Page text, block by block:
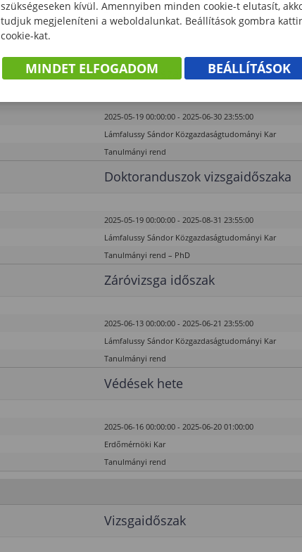
Tanulmányi rend
Vizsgaidőszak
2025-05-19 00:00:00 - 2025-06-30 23:55:00
Lámfalussy Sándor Közgazdaságtudományi Kar
Tanulmányi rend
Doktoranduszok vizsgaidőszaka
2025-05-19 00:00:00 - 2025-08-31 23:55:00
Lámfalussy Sándor Közgazdaságtudományi Kar
Tanulmányi rend – PhD
Záróvizsga időszak
2025-06-13 00:00:00 - 2025-06-21 23:55:00
Lámfalussy Sándor Közgazdaságtudományi Kar
Tanulmányi rend
Védések hete
2025-06-16 00:00:00 - 2025-06-20 01:00:00
Erdőmérnöki Kar
Tanulmányi rend
Vizsgaidőszak
szükségeseken kívül. Amennyiben minden cookie-t elutasít,
tudjuk megjeleníteni a weboldalunkat. Beállítások gombra
cookie-kat.
MINDET ELFOGADOM BEÁLLÍTÁSOK